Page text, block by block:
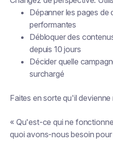
Dépanner les pages de
performantes
Débloquer des
depuis 10 jours
Décider quelle
surchargé
Faites en sorte qu'il
« Qu'est-ce qui ne
quoi avons-nous besoin pour